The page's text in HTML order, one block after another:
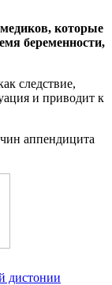
которые
беременности,
следствие,
и приводит к
аппендицита
дистонии